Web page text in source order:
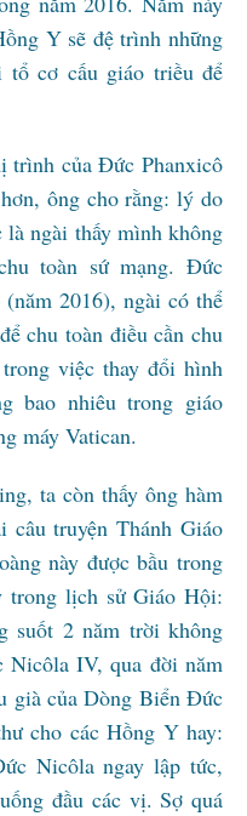
Y sẽ đệ trình những
tổ cơ cấu giáo triều để
trình của Đức Phanxicô
ông cho rằng: lý do
ngài thấy mình không
toàn sứ mạng. Đức
2016), ngài có thể
chu toàn điều cần chu
việc thay đổi hình
bao nhiêu trong giáo
máy Vatican.
ta còn thấy ông hàm
truyện Thánh Giáo
này được bầu trong
trong lịch sử Giáo Hội:
suốt 2 năm trời không
IV, qua đời năm
già của Dòng Biển Đức
cho các Hồng Y hay:
Nicôla ngay lập tức,
đầu các vị. Sợ quá